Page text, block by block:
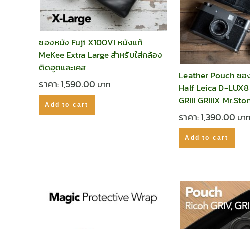
ซองหนัง Fuji X100VI หนังแท้
MeKee Extra Large สำหรับใส่กล้อง
ติดฮูดและเคส
ราคา:1,590.00
Add to cart
Leather Pouch ซ
Half Leica D-
GRIII GRIIIX
ราคา:1,390.00
Add to cart